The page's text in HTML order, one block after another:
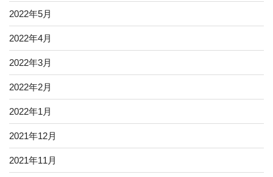
2022年5月
2022年4月
2022年3月
2022年2月
2022年1月
2021年12月
2021年11月